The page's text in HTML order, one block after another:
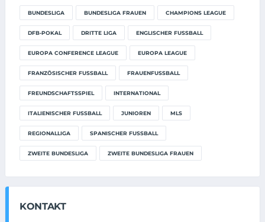
BUNDESLIGA BUNDESLIGA FRAUEN CHAMPIONS LEAGUE
DFB-POKAL DRITTE LIGA ENGLISCHER FUSSBALL
EUROPA CONFERENCE LEAGUE EUROPA LEAGUE
FRANZÖSISCHER FUSSBALL FRAUENFUSSBALL
FREUNDSCHAFTSSPIEL INTERNATIONAL
ITALIENISCHER FUSSBALL JUNIOREN MLS
REGIONALLIGA SPANISCHER FUSSBALL
ZWEITE BUNDESLIGA ZWEITE BUNDESLIGA FRAUEN
KONTAKT